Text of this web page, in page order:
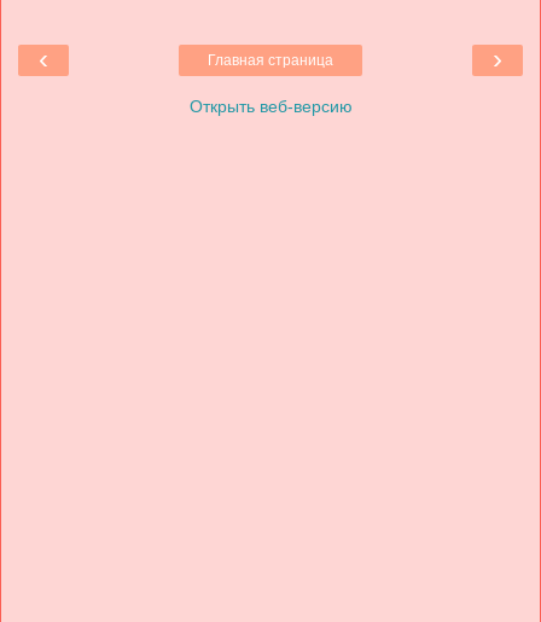
‹ ›
Главная страница
Открыть веб-версию